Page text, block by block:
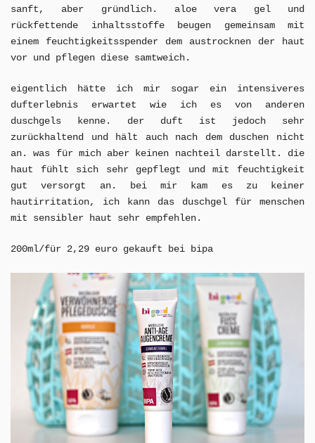
sanft, aber gründlich. aloe vera gel und
rückfettende inhaltsstoffe beugen gemeinsam mit
einem feuchtigkeitsspender dem austrocknen der haut
vor und pflegen diese samtweich.
eigentlich hätte ich mir sogar ein intensiveres
dufterlebnis erwartet wie ich es von anderen
duschgels kenne. der duft ist jedoch sehr
zurückhaltend und hält auch nach dem duschen nicht
an. was für mich aber keinen nachteil darstellt. die
haut fühlt sich sehr gepflegt und mit feuchtigkeit
gut versorgt an. bei mir kam es zu keiner
hautirritation, ich kann das duschgel für menschen
mit sensibler haut sehr empfehlen.
200ml/für 2,29 euro gekauft bei bipa